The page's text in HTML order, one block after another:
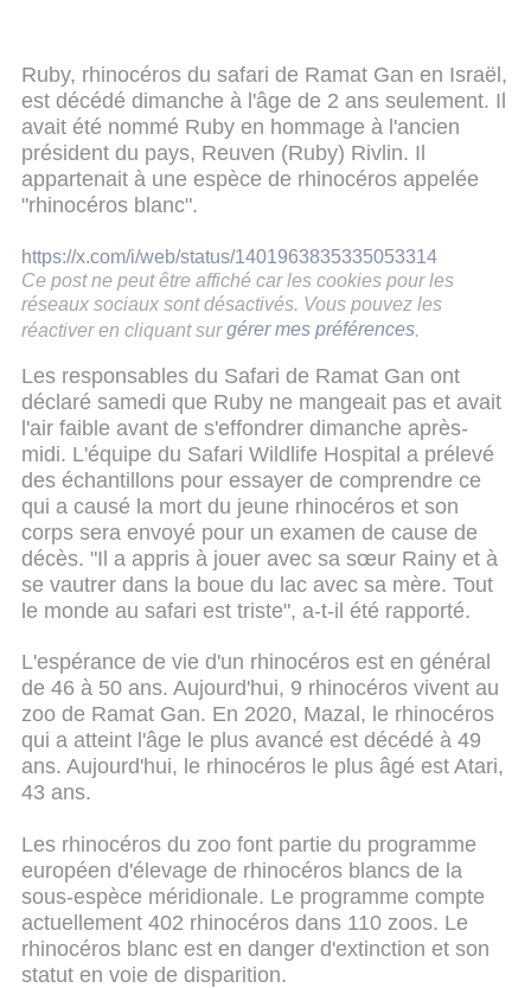
Ruby, rhinocéros du safari de Ramat Gan en Israël,
est décédé dimanche à l'âge de 2 ans seulement. Il
avait été nommé Ruby en hommage à l'ancien
président du pays, Reuven (Ruby) Rivlin. Il
appartenait à une espèce de rhinocéros appelée
"rhinocéros blanc".
https://x.com/i/web/status/1401963835335053314
Ce post ne peut être affiché car les cookies pour les
réseaux sociaux sont désactivés. Vous pouvez les
réactiver en cliquant sur gérer mes préférences
Les responsables du Safari de Ramat Gan ont
déclaré samedi que Ruby ne mangeait pas et avait
l'air faible avant de s'effondrer dimanche après-
midi. L'équipe du Safari Wildlife Hospital a prélevé
des échantillons pour essayer de comprendre ce
qui a causé la mort du jeune rhinocéros et son
corps sera envoyé pour un examen de cause de
décès. "Il a appris à jouer avec sa sœur Rainy et à
se vautrer dans la boue du lac avec sa mère. Tout
le monde au safari est triste", a-t-il été rapporté.
L'espérance de vie d'un rhinocéros est en général
de 46 à 50 ans. Aujourd'hui, 9 rhinocéros vivent au
zoo de Ramat Gan. En 2020, Mazal, le rhinocéros
qui a atteint l'âge le plus avancé est décédé à 49
ans. Aujourd'hui, le rhinocéros le plus âgé est Atari,
43 ans.
Les rhinocéros du zoo font partie du programme
européen d'élevage de rhinocéros blancs de la
sous-espèce méridionale. Le programme compte
actuellement 402 rhinocéros dans 110 zoos. Le
rhinocéros blanc est en danger d'extinction et son
statut en voie de disparition.